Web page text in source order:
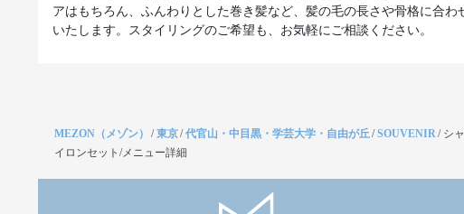
アはもちろん、ふんわりとした巻き髪など、髪の毛の長さや骨格に合わ
いたします。スタイリングのご希望も、お気軽にご相談ください。
MEZON（メゾン） /東京/代官山・中目黒・学芸大学・自由が丘/SOUVENIR/ シ
イロンセット/メニュー詳細